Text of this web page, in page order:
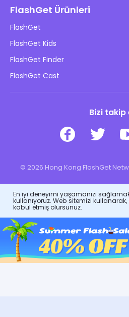
DMCA Politikası
Gizlilik Politikası
Reklam Politikaları
Bilgilerimi Satma
Blog
Çocukların Çevrimiçi Güvenliği
İndir
FlashGet Ürünleri
FlashGet
FlashGet Kids
FlashGet Finder
FlashGet Cast
Bizi takip
© 2026 Hong Kong FlashGet
En iyi deneyimi yaşamanızı
kullanıyoruz. Web sitemizi kullanarak,
kabul etmiş olursunuz.